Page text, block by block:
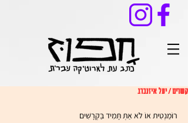
קשרים / יעל איזנברג
רוֹמַנְטִית אוֹ לֹא אַתְּ תָּמִיד בַּקְּרָשִׁים